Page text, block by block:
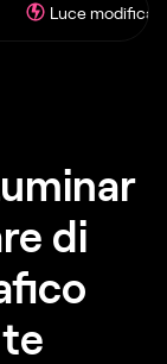
Luce modificata
di